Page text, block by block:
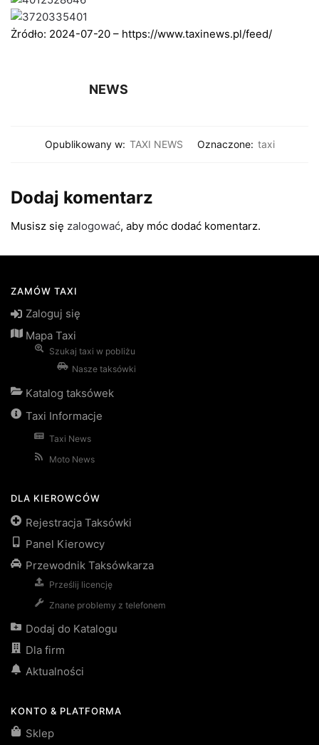
Żródło: 2024-07-20 – https://www.taxinews.pl/feed/
NEWS
Opublikowany w: TAXI NEWS Oznaczone: taxi
Dodaj komentarz
Musisz się zalogować, aby móc dodać komentarz.
ZAMÓW TAXI
Zaloguj się
Mapa Taxi
Szukaj taxi w pobliżu
Nasze taksówki
Katalog taksówek
Taxi Informacje
Taxi News
Moto News
DLA KIEROWCÓW
Rejestracja Taksówki
Panel Kierowcy
Przewodnik Taksówkarza
Prześlij licencję
Znane problemy z telefonem
Dodaj do Katalogu
Dla firm
Aktualności
KONTO & PLATFORMA
Sklep